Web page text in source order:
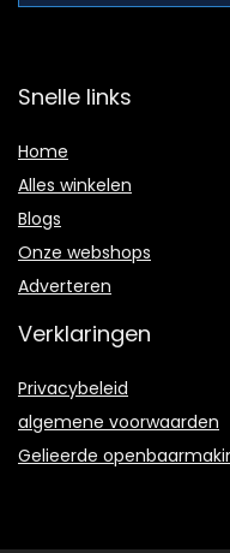
Snelle links
Home
Alles winkelen
Blogs
Onze webshops
Adverteren
Verklaringen
Privacybeleid
algemene voorwaarden
Gelieerde